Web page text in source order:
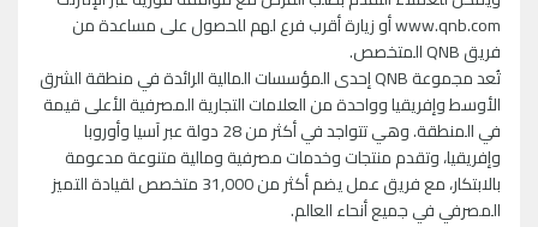
www.qnb.com أو زيارة أقرب فرع لهم للحصول على مساعدة من
فريق QNB المتخصص.
تُعد مجموعة QNB إحدى المؤسسات المالية الرائدة في منطقة الشرق
الأوسط وإفريقيا وواحدة من العلامات التجارية المصرفية الأعلى قيمة
في المنطقة. وهي تتواجد في أكثر من 28 دولة عبر آسيا وأوروبا
وإفريقيا، وتقدم منتجات وخدمات مصرفية ومالية متنوعة مدعومة
بالابتكار، مع فريق عمل يضم أكثر من 31,000 متخصص لقيادة التميز
المصرفي في جميع أنحاء العالم.